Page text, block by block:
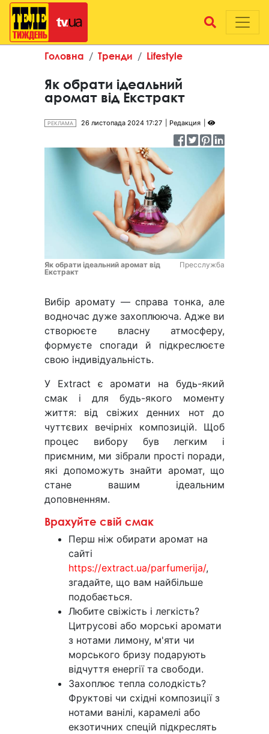
Головна Тренди Lifestyle
Як обрати ідеальний
аромат від Екстракт
РЕКЛАМА 26 листопада 2024 17:27 Редакция
Як обрати ідеальний аромат від
Екстракт
Пресслужба
Вибір аромату — справа тонка, але
водночас дуже захоплююча. Адже ви
створюєте власну атмосферу,
формуєте спогади й підкреслюєте
свою індивідуальність.
У Extract є аромати на будь-який
смак і для будь-якого моменту
життя: від свіжих денних нот до
чуттєвих вечірніх композицій. Щоб
процес вибору був легким і
приємним, ми зібрали прості поради,
які допоможуть знайти аромат, що
стане вашим ідеальним
доповненням.
Врахуйте свій смак
Перш ніж обирати аромат на
сайті
https://extract.ua/parfumerija/,
згадайте, що вам найбільше
подобається.
Любите свіжість і легкість?
Цитрусові або морські аромати
з нотами лимону, м'яти чи
морського бризу подарують
відчуття енергії та свободи.
Захоплює тепла солодкість?
Фруктові чи східні композиції з
нотами ванілі, карамелі або
екзотичних спецій підкреслять